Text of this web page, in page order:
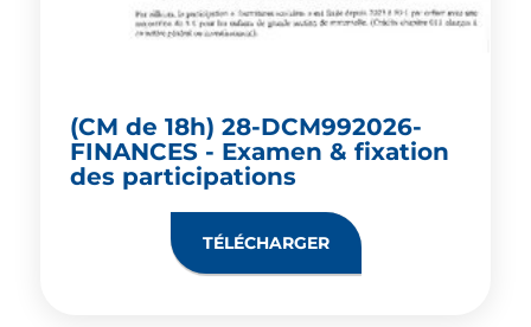
(CM de 18h) 28-DCM992026-
FINANCES - Examen & fixation
des participations
TÉLÉCHARGER